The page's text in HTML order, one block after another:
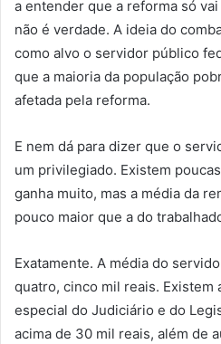
a entender que a reforma só
não é verdade. A ideia do
como alvo o servidor público
que a maioria da população
afetada pela reforma.
E nem dá para dizer que o
um privilegiado. Existem
ganha muito, mas a média da
pouco maior que a do
Exatamente. A média do
quatro, cinco mil reais. Existem
especial do Judiciário e do
acima de 30 mil reais, além de